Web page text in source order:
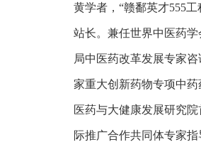
黄学者，“赣鄱英才555
站长。兼任世界中医药
局中医药改革发展专家
家重大创新药物专项中
医药与大健康发展研究
际推广合作共同体专家